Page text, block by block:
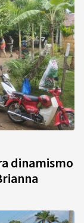
dinamismo